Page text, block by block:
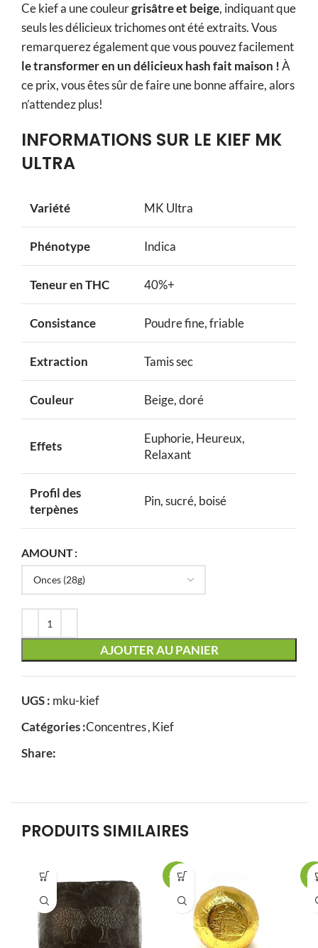
Ce kief a une couleurgrisâtre et beige, indiquant que
seuls les délicieux trichomes ont été extraits. Vous
remarquerez également que vous pouvez facilement
le transformer en un délicieux hash fait maison !À
ce prix, vous êtes sûr de faire une bonne affaire, alors
n’attendez plus!
INFORMATIONS SUR LE KIEF MK
ULTRA
Variété MK Ultra
Phénotype Indica
Teneur en THC 40%+
Consistance Poudre fine, friable
Extraction Tamis sec
Couleur Beige, doré
Effets
Euphorie, Heureux,
Relaxant
Profil des
terpènes
Pin, sucré, boisé
AMOUNT
AJOUTER AU PANIER
UGS : mku-kief
Catégories :Concentres,Kief
Share:
PRODUITS SIMILAIRES
-21% -